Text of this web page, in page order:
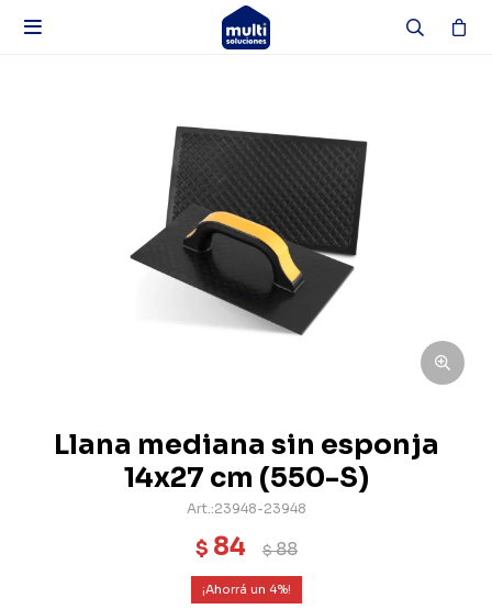

Llana mediana sin esponja
14x27 cm (550-S)
23948-23948
$ 84 $88
4